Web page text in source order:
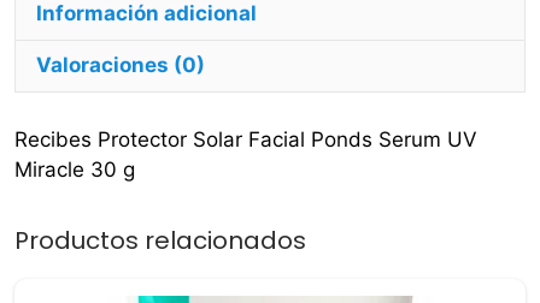
Información adicional
Valoraciones (0)
Recibes Protector Solar Facial Ponds Serum UV
Miracle 30 g
Productos relacionados